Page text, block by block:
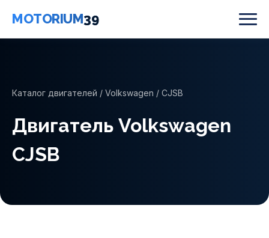
MOTORIUM39
Каталог двигателей / Volkswagen / CJSB
Двигатель Volkswagen
CJSB